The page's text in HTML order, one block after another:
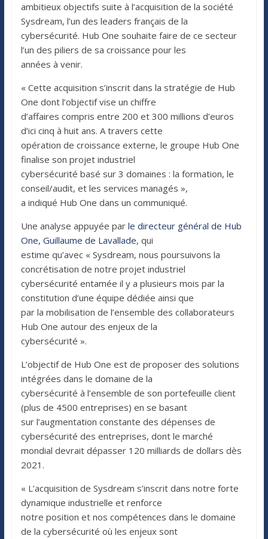
ambitieux objectifs suite à l’acquisition de la société
Sysdream, l’un des leaders français de la
cybersécurité. Hub One souhaite faire de ce secteur
l’un des piliers de sa croissance pour les
années à venir.
« Cette acquisition s’inscrit dans la stratégie de Hub
One dont l’objectif vise un chiffre
d’affaires compris entre 200 et 300 millions d’euros
d’ici cinq à huit ans. A travers cette
opération de croissance externe, le groupe Hub One
finalise son projet industriel
cybersécurité basé sur 3 domaines : la formation, le
conseil/audit, et les services managés »,
a indiqué Hub One dans un communiqué.
Une analyse appuyée par le directeur général de Hub
One, Guillaume de Lavallade, qui
estime qu’avec « Sysdream, nous poursuivons la
concrétisation de notre projet industriel
cybersécurité entamée il y a plusieurs mois par la
constitution d’une équipe dédiée ainsi que
par la mobilisation de l’ensemble des collaborateurs
Hub One autour des enjeux de la
cybersécurité ».
L’objectif de Hub One est de proposer des solutions
intégrées dans le domaine de la
cybersécurité à l’ensemble de son portefeuille client
(plus de 4500 entreprises) en se basant
sur l’augmentation constante des dépenses de
cybersécurité des entreprises, dont le marché
mondial devrait dépasser 120 milliards de dollars dès
2021.
« L’acquisition de Sysdream s’inscrit dans notre forte
dynamique industrielle et renforce
notre position et nos compétences dans le domaine
de la cybersécurité où les enjeux sont